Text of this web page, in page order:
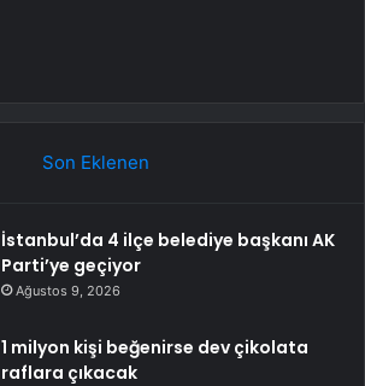
Son Eklenen
İstanbul’da 4 ilçe belediye başkanı AK
Parti’ye geçiyor
Ağustos 9, 2026
1 milyon kişi beğenirse dev çikolata
raflara çıkacak